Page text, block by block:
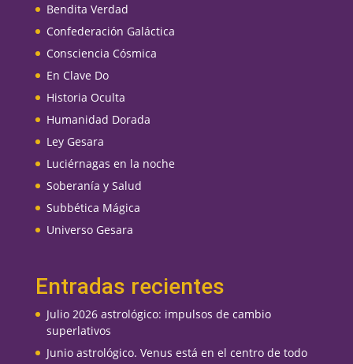
Bendita Verdad
Confederación Galáctica
Consciencia Cósmica
En Clave Do
Historia Oculta
Humanidad Dorada
Ley Gesara
Luciérnagas en la noche
Soberanía y Salud
Subbética Mágica
Universo Gesara
Entradas recientes
Julio 2026 astrológico: impulsos de cambio
superlativos
Junio astrológico. Venus está en el centro de todo